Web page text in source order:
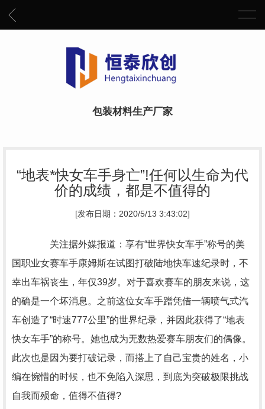
包装材料生产厂家
“地表*快女车手身亡”!任何以生命为代
价的成绩，都是不值得的
[发布日期：2020/5/13 3:43:02]
关注据外媒报道：享有“世界快女车手”称号的美
国职业女赛车手康姆斯在试图打破陆地快车速纪录时，不
幸出车祸丧生，年仅39岁。对于喜欢赛车的朋友来说，这
的确是一个坏消息。之前这位女车手蹭凭借一辆喷气式汽
车创造了“时速777公里”的世界纪录，并因此获得了“地表
快女车手”的称号。她也成为无数热爱赛车朋友们的偶像。
此次也是因为要打破记录，而搭上了自己宝贵的姓名，小
编在惋惜的时候，也不免陷入深思，到底为突破极限挑战
自我而殒命，值得不值得?